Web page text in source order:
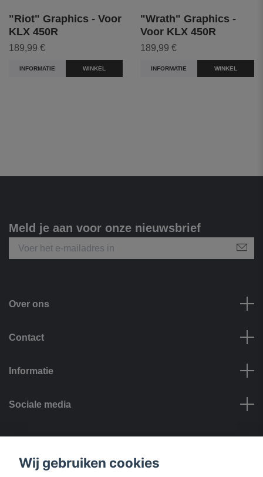
"Riot" Graphics - Voor
KLX 450R
189,99 €
INFORMATIE WINKEL
"Wrath" Graphics -
Voor KLX 450R
189,99 €
INFORMATIE WINKEL
Meld je aan voor onze nieuwsbrief
Over ons
Contact
Informatie
Sociale media
Betalingsmogelijkheden
Wij gebruiken cookies